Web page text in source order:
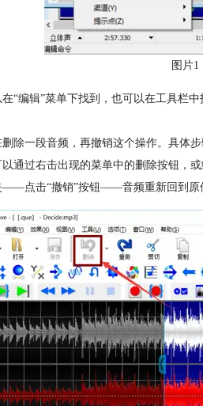
图片1
“编辑”菜单下找到，也可以在工具栏
除一段音频，再撤销这个操作。具体步
通过右击出现的菜单中的删除按钮，
点击“撤销”按钮——音频重新回到原位